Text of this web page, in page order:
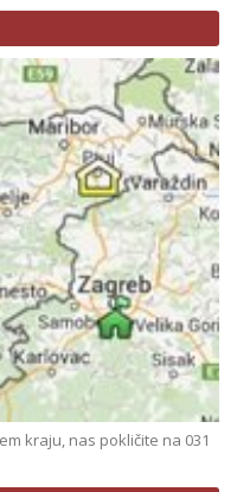
kraju, nas pokličite na 031